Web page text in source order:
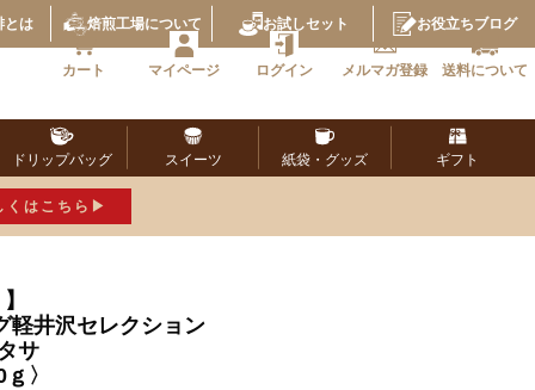
とは 焙煎工場について お試しセット お役立ちブログ
カート マイページ ログイン メルマガ登録 送料について
ドリップバッグ スイーツ 紙袋・ グッズ ギフト
くはこちら
軽井沢セレクション
サ
〉